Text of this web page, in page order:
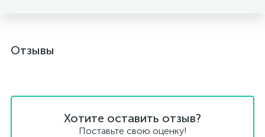
Отзывы
Хотите оставить отзыв?
Поставьте свою оценку!